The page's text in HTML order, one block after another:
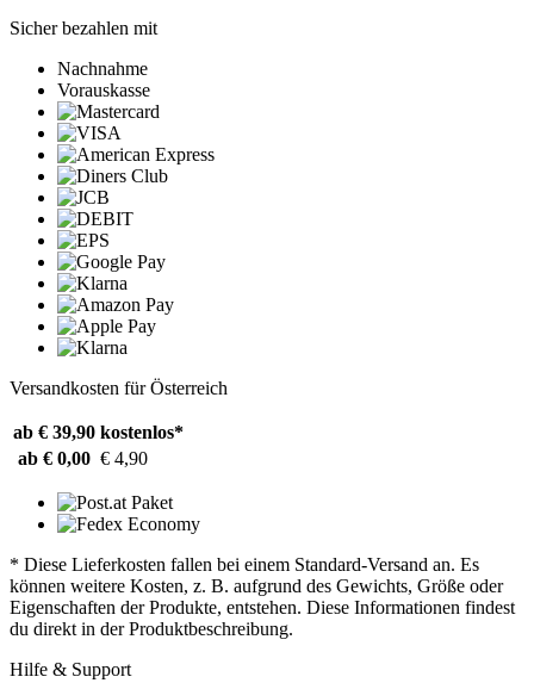
Sicher bezahlen mit
Nachnahme
Vorauskasse
Versandkosten für Österreich
ab € 39,90 kostenlos*
ab € 0,00 € 4,90
* Diese Lieferkosten fallen bei einem Standard-Versand an. Es
können weitere Kosten, z. B. aufgrund des Gewichts, Größe oder
Eigenschaften der Produkte, entstehen. Diese Informationen findest
du direkt in der Produktbeschreibung.
Hilfe & Support